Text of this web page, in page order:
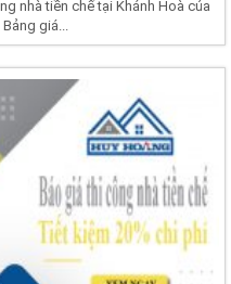
nhà tiền chế tại Khánh Hoà của
giá...